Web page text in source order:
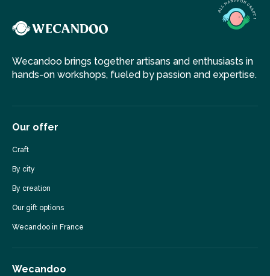
Wecandoo brings together artisans and enthusiasts in
hands-on workshops, fueled by passion and expertise.
Our offer
Craft
By city
By creation
Our gift options
Wecandoo in France
Wecandoo